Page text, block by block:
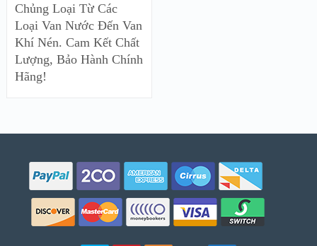
Chủng Loại Từ Các
Loại Van Nước Đến Van
Khí Nén. Cam Kết Chất
Lượng, Bảo Hành Chính
Hãng!